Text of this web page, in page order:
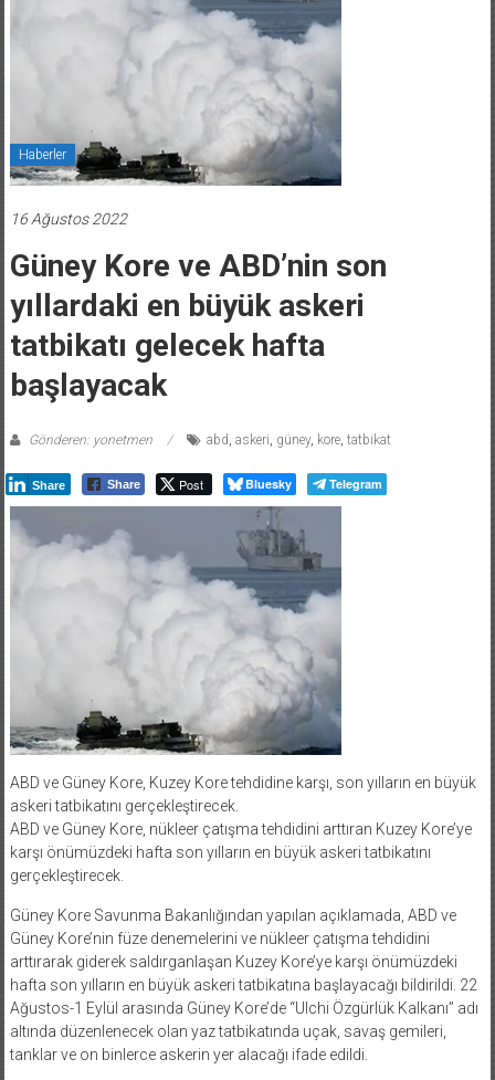
Haberler
16 Ağustos 2022
Güney Kore ve ABD’nin son
yıllardaki en büyük askeri
tatbikatı gelecek hafta
başlayacak
Gönderen: yonetmen abd, askeri, güney, kore, tatbikat
Share Share Post Bluesky Telegram
ABD ve Güney Kore, Kuzey Kore tehdidine karşı, son yılların en büyük
askeri tatbikatını gerçekleştirecek.
ABD ve Güney Kore, nükleer çatışma tehdidini arttıran Kuzey Kore’ye
karşı önümüzdeki hafta son yılların en büyük askeri tatbikatını
gerçekleştirecek.
Güney Kore Savunma Bakanlığından yapılan açıklamada, ABD ve
Güney Kore’nin füze denemelerini ve nükleer çatışma tehdidini
arttırarak giderek saldırganlaşan Kuzey Kore’ye karşı önümüzdeki
hafta son yılların en büyük askeri tatbikatına başlayacağı bildirildi. 22
Ağustos-1 Eylül arasında Güney Kore’de “Ulchi Özgürlük Kalkanı” adı
altında düzenlenecek olan yaz tatbikatında uçak, savaş gemileri,
tanklar ve on binlerce askerin yer alacağı ifade edildi.